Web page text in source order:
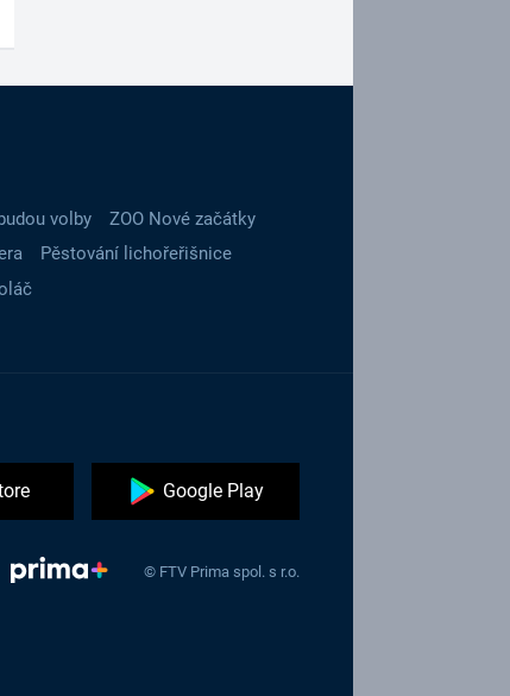
volby
ZOO Nové začátky
Pěstování lichořeřišnice
Google Play
© FTV Prima spol. s r.o.